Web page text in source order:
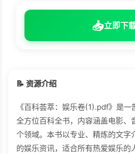
📥立即下
📝 资源介绍
《百科荟萃：娱乐卷(1).pdf》是
全方位百科全书，内容涵盖电影、
个领域。本书以专业、精炼的文字
的娱乐资讯，适合所有热爱娱乐的